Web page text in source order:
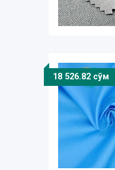
18 526.82 сўм